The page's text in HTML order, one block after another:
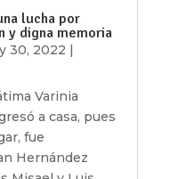
lucha por
y digna memoria
30, 2022 |
Varinia
a casa, pues
fue
Hernández